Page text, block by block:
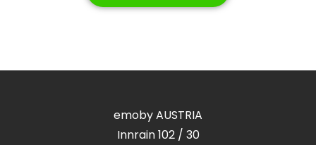
emoby AUSTRIA
Innrain 102 / 30